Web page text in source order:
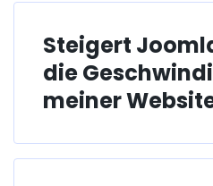
Steigert
die
meiner